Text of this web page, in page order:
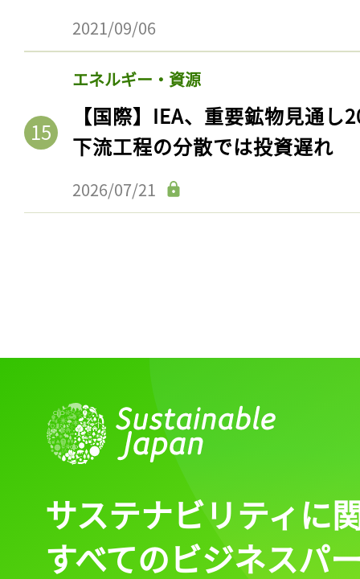
2021/09/06
エネルギー・資源
【国際】IEA、重要鉱物見通
下流工程の分散では投資遅れ
2026/07/21
サステナビリティに
すべてのビジネスパ